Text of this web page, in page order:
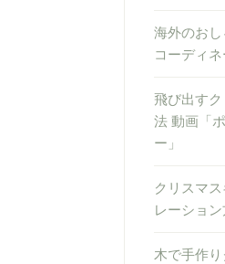
海外のお
コーディ
飛び出す
法 動画「
ー」
クリスマ
レーショ
木で手作